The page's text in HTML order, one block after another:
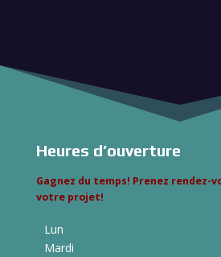
Heures d’ouverture
Gagnez du temps! Prenez rendez-
votre projet!
Lun
Mardi